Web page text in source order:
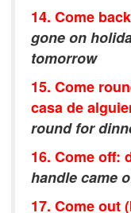
14. Come
gone on
tomorrow
15. Come
casa de
round for
16. Come off:
handle came
17. Come out